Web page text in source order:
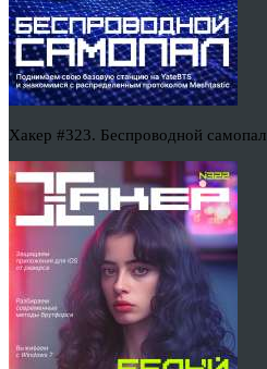
Хакер #323. Беспроводной самопал